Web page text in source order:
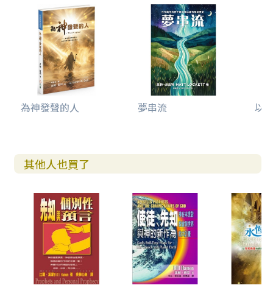
為神發聲的人 夢串流 以
其他人也買了